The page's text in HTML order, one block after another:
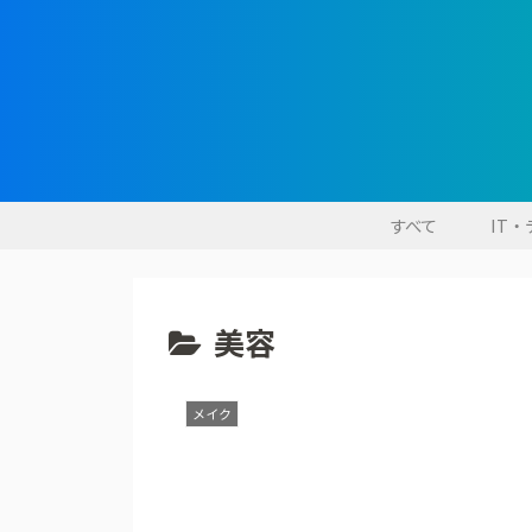
すべて IT・
美容
メイク